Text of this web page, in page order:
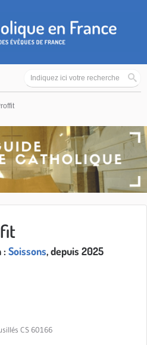
:Soissons, depuis 2025
CS 60166